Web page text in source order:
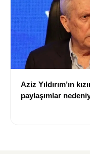
Aziz Yıldırım’ın
paylaşımlar